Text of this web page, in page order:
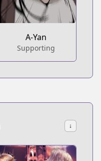
A-Yan
Supporting
↓